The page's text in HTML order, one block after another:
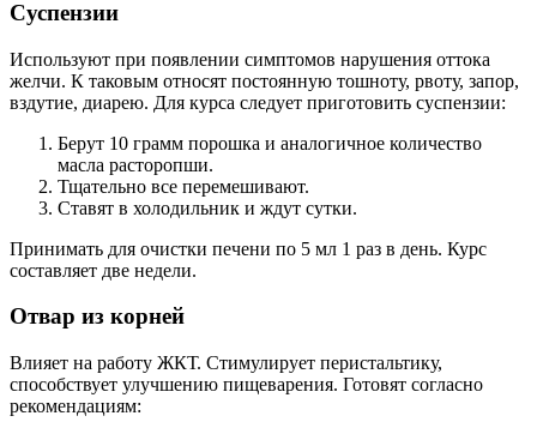
Суспензии
Используют при появлении симптомов нарушения оттока
желчи. К таковым относят постоянную тошноту, рвоту, запор,
вздутие, диарею. Для курса следует приготовить суспензии:
Берут 10 грамм порошка и аналогичное количество
масла расторопши.
Тщательно все перемешивают.
Ставят в холодильник и ждут сутки.
Принимать для очистки печени по 5 мл 1 раз в день. Курс
составляет две недели.
Отвар из корней
Влияет на работу ЖКТ. Стимулирует перистальтику,
способствует улучшению пищеварения. Готовят согласно
рекомендациям: